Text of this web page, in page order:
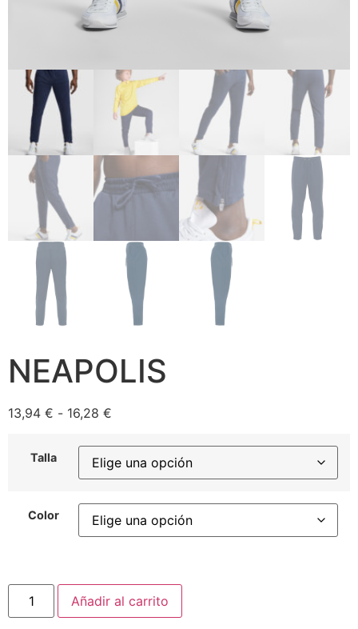
NEAPOLIS
13,94 € - 16,28 €
Talla
Color
Añadir al carrito